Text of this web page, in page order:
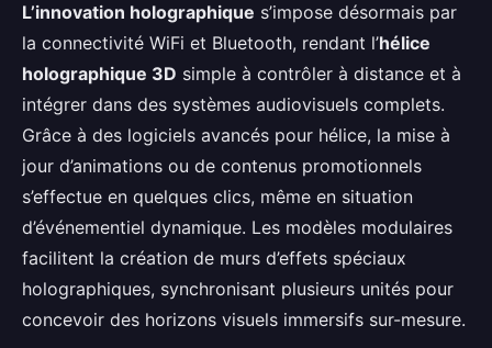
L’innovation holographique s’impose désormais par
la connectivité WiFi et Bluetooth, rendant l’hélice
holographique 3D simple à contrôler à distance et à
intégrer dans des systèmes audiovisuels complets.
Grâce à des logiciels avancés pour hélice, la mise à
jour d’animations ou de contenus promotionnels
s’effectue en quelques clics, même en situation
d’événementiel dynamique. Les modèles modulaires
facilitent la création de murs d’effets spéciaux
holographiques, synchronisant plusieurs unités pour
concevoir des horizons visuels immersifs sur-mesure.